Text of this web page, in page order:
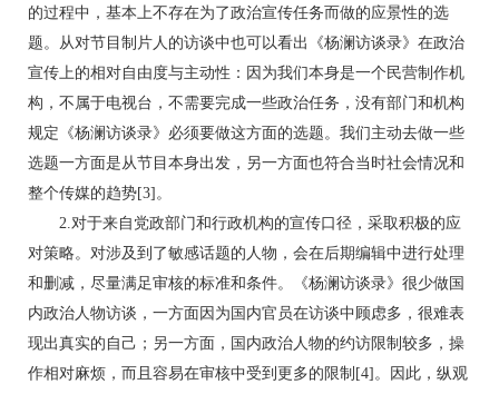
的过程中，基本上不存在为了政治宣传任务而做的应景性的选
题。从对节目制片人的访谈中也可以看出《杨澜访谈录》在政治
宣传上的相对自由度与主动性：因为我们本身是一个民营制作机
构，不属于电视台，不需要完成一些政治任务，没有部门和机构
规定《杨澜访谈录》必须要做这方面的选题。我们主动去做一些
选题一方面是从节目本身出发，另一方面也符合当时社会情况和
整个传媒的趋势[3]。
2.对于来自党政部门和行政机构的宣传口径，采取积极的应
对策略。对涉及到了敏感话题的人物，会在后期编辑中进行处理
和删减，尽量满足审核的标准和条件。《杨澜访谈录》很少做国
内政治人物访谈，一方面因为国内官员在访谈中顾虑多，很难表
现出真实的自己；另一方面，国内政治人物的约访限制较多，操
作相对麻烦，而且容易在审核中受到更多的限制[4]。因此，纵观